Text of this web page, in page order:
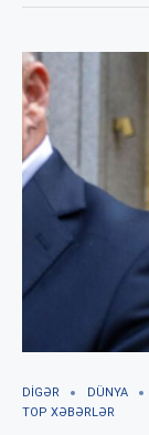
DIGƏR DÜNYA
TOP XƏBƏRLƏR